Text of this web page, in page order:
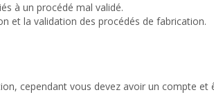
à un procédé mal validé.
et la validation des procédés de fabrication.
cependant vous devez avoir un compte et